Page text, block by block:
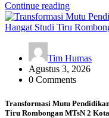
Continue reading
Tim Humas
Agustus 3, 2026
0 Comments
Transformasi Mutu
Tiru Rombongan MTsN 2